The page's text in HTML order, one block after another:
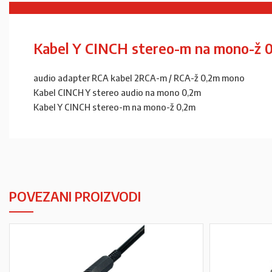
Kabel Y CINCH stereo-m na mono-ž
audio adapter RCA kabel 2RCA-m / RCA-ž 0,2m mono
Kabel CINCH Y stereo audio na mono 0,2m
Kabel Y CINCH stereo-m na mono-ž 0,2m
POVEZANI PROIZVODI